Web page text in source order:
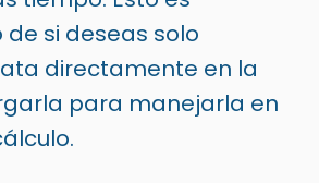
si deseas solo
directamente en la
para manejarla en